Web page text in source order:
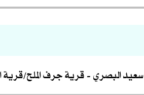
قرية جرف الملح/ سعيد البصري